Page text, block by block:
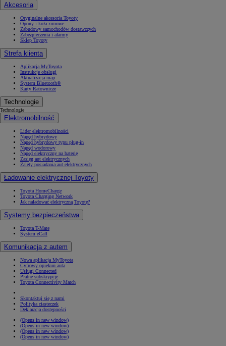
Akcesoria
Oryginalne akcesoria Toyoty
Opony i koła zimowe
Zabudowy samochodów dostawczych
Zabezpieczenia i alarmy
Sklep Toyoty
Strefa klienta
Aplikacja MyToyota
Instrukcje obsługi
Aktualizacja map
System Bluetooth®
Karty Ratownicze
Technologie
Technologie
Elektromobilność
Lider elektromobilności
Napęd hybrydowy
Napęd hybrydowy typu plug-in
Napęd wodorowy
Napęd elektryczny na baterię
Zasięg aut elektrycznych
Zalety posiadania aut elektrycznych
Ładowanie elektrycznej Toyoty
Toyota HomeCharge
Toyota Charging Network
Jak naładować elektryczną Toyotę?
Systemy bezpieczeństwa
Toyota T-Mate
System eCall
Komunikacja z autem
Nowa aplikacja MyToyota
Cyfrowy opiekun auta
Usługi Connected
Płatne subskrypcje
Toyota Connectivity Match
Skontaktuj się z nami
Polityka ciasteczek
Deklaracja dostępności
(Opens in new window)
(Opens in new window)
(Opens in new window)
(Opens in new window)